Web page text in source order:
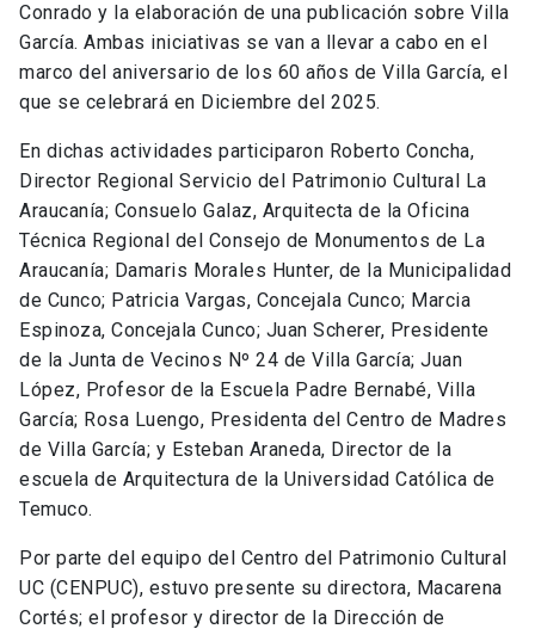
Conrado y la elaboración de una publicación sobre Villa
García. Ambas iniciativas se van a llevar a cabo en el
marco del aniversario de los 60 años de Villa García, el
que se celebrará en Diciembre del 2025.
En dichas actividades participaron Roberto Concha,
Director Regional Servicio del Patrimonio Cultural La
Araucanía; Consuelo Galaz, Arquitecta de la Oficina
Técnica Regional del Consejo de Monumentos de La
Araucanía; Damaris Morales Hunter, de la Municipalidad
de Cunco; Patricia Vargas, Concejala Cunco; Marcia
Espinoza, Concejala Cunco; Juan Scherer, Presidente
de la Junta de Vecinos Nº 24 de Villa García; Juan
López, Profesor de la Escuela Padre Bernabé, Villa
García; Rosa Luengo, Presidenta del Centro de Madres
de Villa García; y Esteban Araneda, Director de la
escuela de Arquitectura de la Universidad Católica de
Temuco.
Por parte del equipo del Centro del Patrimonio Cultural
UC (CENPUC), estuvo presente su directora, Macarena
Cortés; el profesor y director de la Dirección de